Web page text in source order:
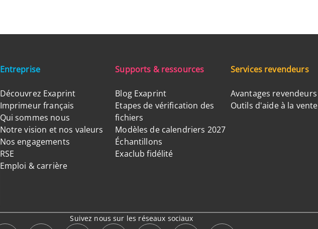
Entreprise
Découvrez Exaprint
Imprimeur français
Qui sommes nous
Notre vision et nos valeurs
Nos engagements
RSE
Emploi & carrière
Supports & ressources
Blog Exaprint
Etapes de vérification des
fichiers
Modèles de calendriers 2027
Échantillons
Exaclub fidélité
Services revendeurs
Avantages revendeurs
Outils d'aide à la vente
Suivez nous sur les réseaux sociaux